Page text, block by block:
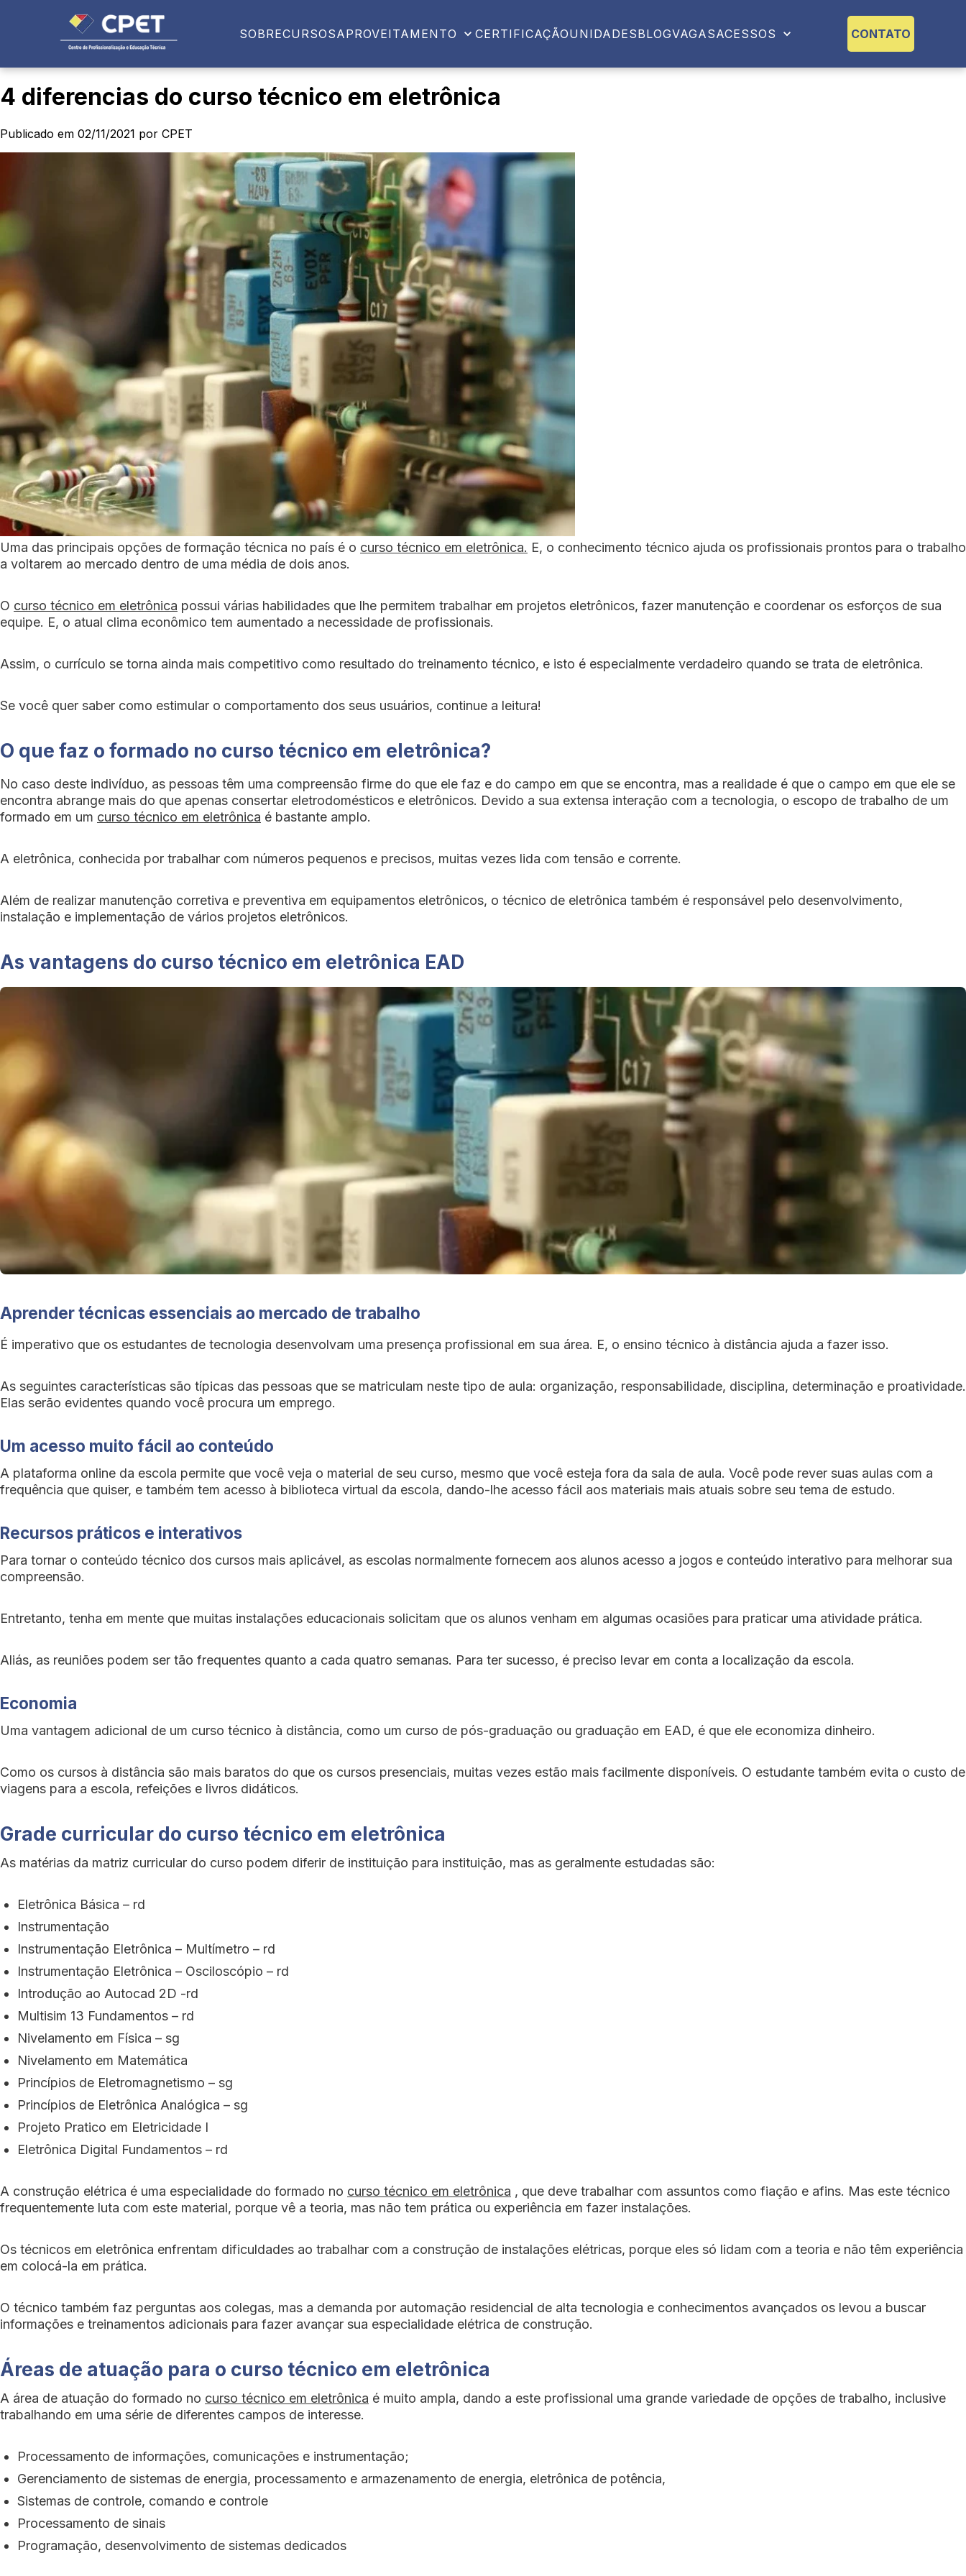
SOBRECURSOSAPROVEITAMENTO CERTIFICAÇÃOUNIDADESBLOGVAGASACESSOS CONTATO
4 diferencias do curso técnico em eletrônica
Publicado em 02/11/2021 por CPET
Uma das principais opções de formação técnica no país é o curso técnico em eletrônica. E, o conhecimento técnico ajuda os profissionais prontos para o trabalho
a voltarem ao mercado dentro de uma média de dois anos.
O curso técnico em eletrônica possui várias habilidades que lhe permitem trabalhar em projetos eletrônicos, fazer manutenção e coordenar os esforços de sua
equipe. E, o atual clima econômico tem aumentado a necessidade de profissionais.
Assim, o currículo se torna ainda mais competitivo como resultado do treinamento técnico, e isto é especialmente verdadeiro quando se trata de eletrônica.
Se você quer saber como estimular o comportamento dos seus usuários, continue a leitura!
O que faz o formado no curso técnico em eletrônica?
No caso deste indivíduo, as pessoas têm uma compreensão firme do que ele faz e do campo em que se encontra, mas a realidade é que o campo em que ele se
encontra abrange mais do que apenas consertar eletrodomésticos e eletrônicos. Devido a sua extensa interação com a tecnologia, o escopo de trabalho de um
formado em um curso técnico em eletrônica é bastante amplo.
A eletrônica, conhecida por trabalhar com números pequenos e precisos, muitas vezes lida com tensão e corrente.
Além de realizar manutenção corretiva e preventiva em equipamentos eletrônicos, o técnico de eletrônica também é responsável pelo desenvolvimento,
instalação e implementação de vários projetos eletrônicos.
As vantagens do curso técnico em eletrônica EAD
Aprender técnicas essenciais ao mercado de trabalho
É imperativo que os estudantes de tecnologia desenvolvam uma presença profissional em sua área. E, o ensino técnico à distância ajuda a fazer isso.
As seguintes características são típicas das pessoas que se matriculam neste tipo de aula: organização, responsabilidade, disciplina, determinação e proatividade.
Elas serão evidentes quando você procura um emprego.
Um acesso muito fácil ao conteúdo
A plataforma online da escola permite que você veja o material de seu curso, mesmo que você esteja fora da sala de aula. Você pode rever suas aulas com a
frequência que quiser, e também tem acesso à biblioteca virtual da escola, dando-lhe acesso fácil aos materiais mais atuais sobre seu tema de estudo.
Recursos práticos e interativos
Para tornar o conteúdo técnico dos cursos mais aplicável, as escolas normalmente fornecem aos alunos acesso a jogos e conteúdo interativo para melhorar sua
compreensão.
Entretanto, tenha em mente que muitas instalações educacionais solicitam que os alunos venham em algumas ocasiões para praticar uma atividade prática.
Aliás, as reuniões podem ser tão frequentes quanto a cada quatro semanas. Para ter sucesso, é preciso levar em conta a localização da escola.
Economia
Uma vantagem adicional de um curso técnico à distância, como um curso de pós-graduação ou graduação em EAD, é que ele economiza dinheiro.
Como os cursos à distância são mais baratos do que os cursos presenciais, muitas vezes estão mais facilmente disponíveis. O estudante também evita o custo de
viagens para a escola, refeições e livros didáticos.
Grade curricular do curso técnico em eletrônica
As matérias da matriz curricular do curso podem diferir de instituição para instituição, mas as geralmente estudadas são:
Eletrônica Básica – rd
Instrumentação
Instrumentação Eletrônica – Multímetro – rd
Instrumentação Eletrônica – Osciloscópio – rd
Introdução ao Autocad 2D -rd
Multisim 13 Fundamentos – rd
Nivelamento em Física – sg
Nivelamento em Matemática
Princípios de Eletromagnetismo – sg
Princípios de Eletrônica Analógica – sg
Projeto Pratico em Eletricidade I
Eletrônica Digital Fundamentos – rd
A construção elétrica é uma especialidade do formado no curso técnico em eletrônica , que deve trabalhar com assuntos como fiação e afins. Mas este técnico
frequentemente luta com este material, porque vê a teoria, mas não tem prática ou experiência em fazer instalações.
Os técnicos em eletrônica enfrentam dificuldades ao trabalhar com a construção de instalações elétricas, porque eles só lidam com a teoria e não têm experiência
em colocá-la em prática.
O técnico também faz perguntas aos colegas, mas a demanda por automação residencial de alta tecnologia e conhecimentos avançados os levou a buscar
informações e treinamentos adicionais para fazer avançar sua especialidade elétrica de construção.
Áreas de atuação para o curso técnico em eletrônica
A área de atuação do formado no curso técnico em eletrônica é muito ampla, dando a este profissional uma grande variedade de opções de trabalho, inclusive
trabalhando em uma série de diferentes campos de interesse.
Processamento de informações, comunicações e instrumentação;
Gerenciamento de sistemas de energia, processamento e armazenamento de energia, eletrônica de potência,
Sistemas de controle, comando e controle
Processamento de sinais
Programação, desenvolvimento de sistemas dedicados